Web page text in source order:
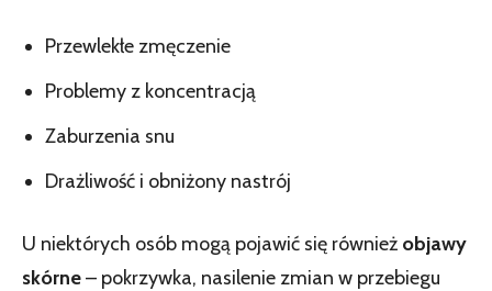
Przewlekłe zmęczenie
Problemy z koncentracją
Zaburzenia snu
Drażliwość i obniżony nastrój
U niektórych osób mogą pojawić się również objawy
skórne– pokrzywka, nasilenie zmian w przebiegu